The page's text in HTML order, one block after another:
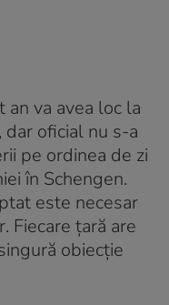
an va avea loc la
oficial nu s-a
pe ordinea de zi
în Schengen.
este necesar
Fiecare țară are
obiecție